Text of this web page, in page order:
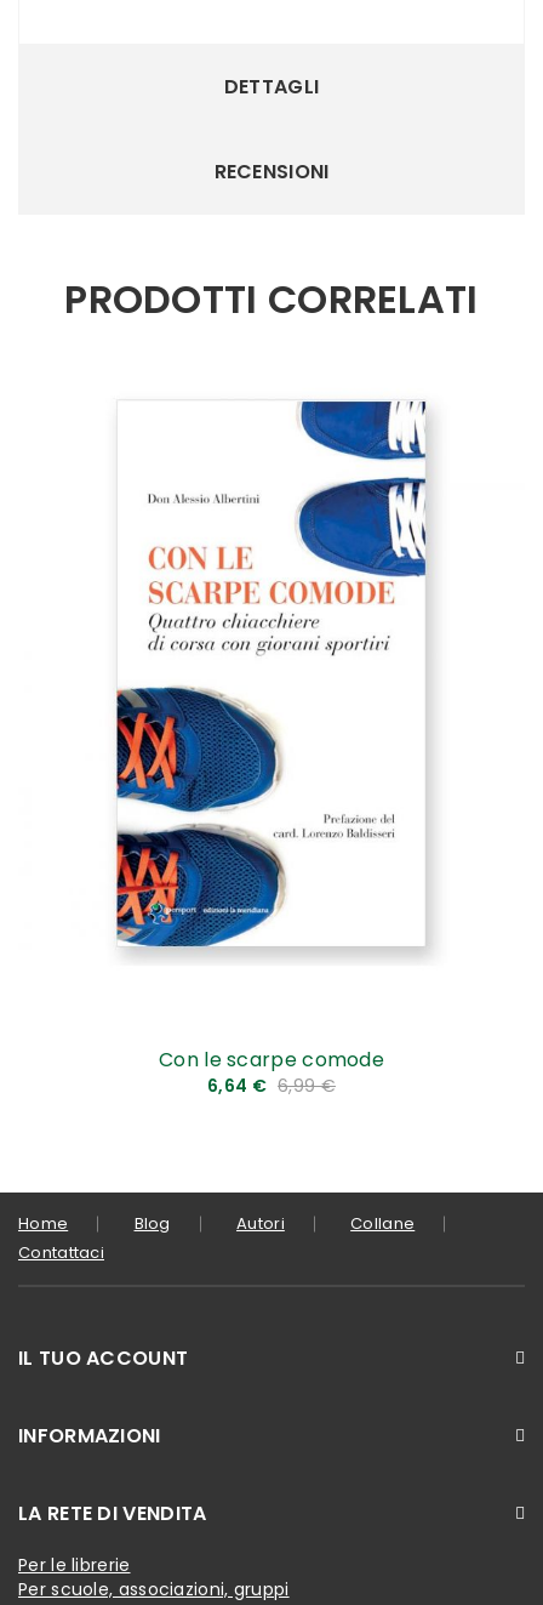
DETTAGLI
RECENSIONI
PRODOTTI CORRELATI
Con le scarpe comode
6,64 € 6,99 €
Home Blog Autori
Collane
Contattaci
IL TUO ACCOUNT
INFORMAZIONI
LA RETE DI VENDITA
Per le librerie
Per scuole, associazioni, gruppi